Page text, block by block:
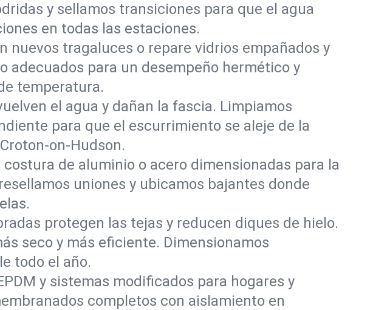
y sellamos transiciones para que el agua
en todas las estaciones.
nuevos tragaluces o repare vidrios empañados y
adecuados para un desempeño hermético y
temperatura.
el agua y dañan la fascia. Limpiamos
para que el escurrimiento se aleje de la
on-Hudson.
costura de aluminio o acero dimensionadas para la
uniones y ubicamos bajantes donde
protegen las tejas y reducen diques de hielo.
seco y más eficiente. Dimensionamos
todo el año.
y sistemas modificados para hogares y
completos con aislamiento en